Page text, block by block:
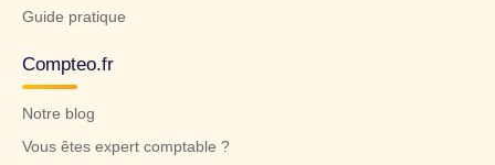
Guide pratique
Compteo.fr
Notre blog
Vous êtes expert comptable ?